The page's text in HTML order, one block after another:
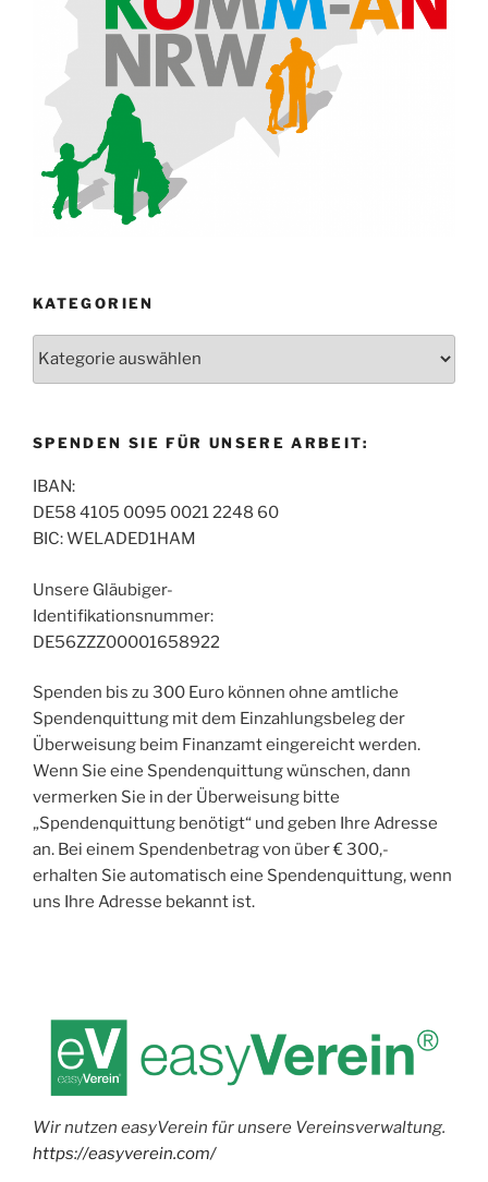
KATEGORIEN
SPENDEN SIE FÜR UNSERE ARBEIT:
IBAN:
DE58 4105 0095 0021 2248 60
BIC: WELADED1HAM
Unsere Gläubiger-
Identifikationsnummer:
DE56ZZZ00001658922
Spenden bis zu 300 Euro können ohne amtliche
Spendenquittung mit dem Einzahlungsbeleg der
Überweisung beim Finanzamt eingereicht werden.
Wenn Sie eine Spendenquittung wünschen, dann
vermerken Sie in der Überweisung bitte
„Spendenquittung benötigt“ und geben Ihre Adresse
an. Bei einem Spendenbetrag von über € 300,-
erhalten Sie automatisch eine Spendenquittung, wenn
uns Ihre Adresse bekannt ist.
Wir nutzen easyVerein für unsere Vereinsverwaltung.
https://easyverein.com/